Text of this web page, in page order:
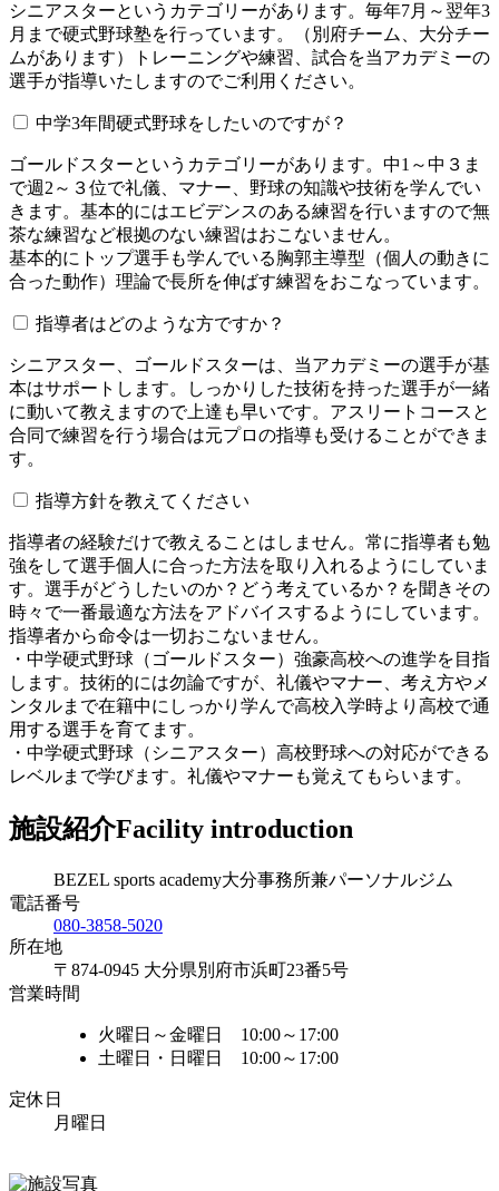
シニアスターというカテゴリーがあります。毎年7月～翌年3
月まで硬式野球塾を行っています。（別府チーム、大分チー
ムがあります）トレーニングや練習、試合を当アカデミーの
選手が指導いたしますのでご利用ください。
中学3年間硬式野球をしたいのですが？
ゴールドスターというカテゴリーがあります。中1～中３ま
で週2～３位で礼儀、マナー、野球の知識や技術を学んでい
きます。基本的にはエビデンスのある練習を行いますので無
茶な練習など根拠のない練習はおこないません。
基本的にトップ選手も学んでいる胸郭主導型（個人の動きに
合った動作）理論で長所を伸ばす練習をおこなっています。
指導者はどのような方ですか？
シニアスター、ゴールドスターは、当アカデミーの選手が基
本はサポートします。しっかりした技術を持った選手が一緒
に動いて教えますので上達も早いです。アスリートコースと
合同で練習を行う場合は元プロの指導も受けることができま
す。
指導方針を教えてください
指導者の経験だけで教えることはしません。常に指導者も勉
強をして選手個人に合った方法を取り入れるようにしていま
す。選手がどうしたいのか？どう考えているか？を聞きその
時々で一番最適な方法をアドバイスするようにしています。
指導者から命令は一切おこないません。
・中学硬式野球（ゴールドスター）強豪高校への進学を目指
します。技術的には勿論ですが、礼儀やマナー、考え方やメ
ンタルまで在籍中にしっかり学んで高校入学時より高校で通
用する選手を育てます。
・中学硬式野球（シニアスター）高校野球への対応ができる
レベルまで学びます。礼儀やマナーも覚えてもらいます。
施設紹介Facility introduction
BEZEL sports academy大分事務所兼パーソナルジム
電話番号
080-3858-5020
所在地
〒874-0945 大分県別府市浜町23番5号
営業時間
火曜日～金曜日 10:00～17:00
土曜日・日曜日 10:00～17:00
定休日
月曜日